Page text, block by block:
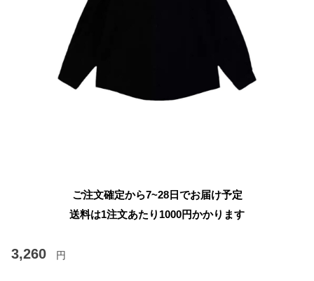
ご注文確定から7~28日でお届け予定
送料は1注文あたり 1000円かかります
3,260 円